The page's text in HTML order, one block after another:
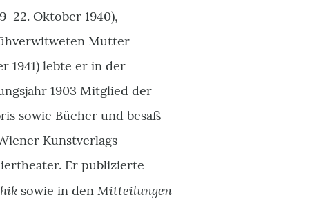
Oktober 1940),
Mutter
1941) lebte er in der
1903 Mitglied der
sowie Bücher und besaß
Kunstverlags
Er publizierte
sowie in den Mitteilungen